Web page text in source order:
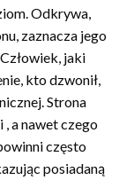
Odkrywa,
zaznacza jego
jaki
kto dzwonił,
Strona
a nawet czego
często
posiadaną